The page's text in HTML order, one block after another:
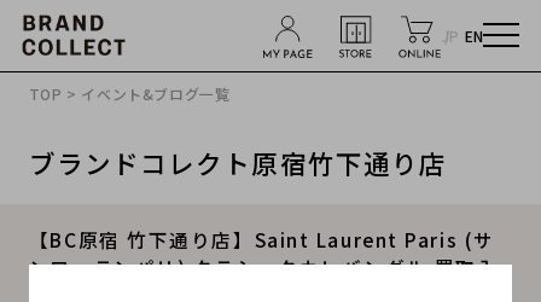
JP EN
TOP > イベント&ブログ一覧
ブランドコレクト原宿竹下通り店
【BC原宿 竹下通り店】Saint Laurent Paris (サ
ンローランパリ) クラシックカレバングル 買取入